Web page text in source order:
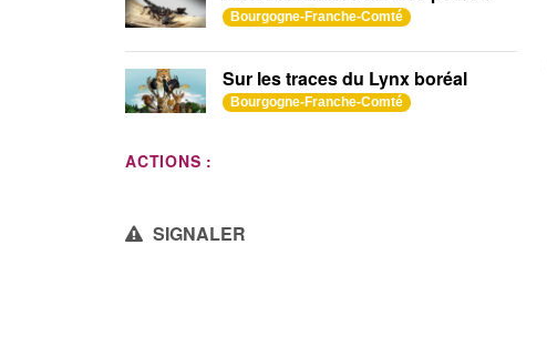
Bourgogne-Franche-Comté
Sur les traces du Lynx boréal
Bourgogne-Franche-Comté
ACTIONS :
SIGNALER